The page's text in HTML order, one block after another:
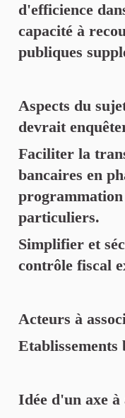
d'efficience
capacité à
publiques
Aspects du
devrait
Faciliter la
bancaires en
programmation
particuliers.
Simplifier et
contrôle fiscal
Acteurs à
Etablissements
Idée d'un axe